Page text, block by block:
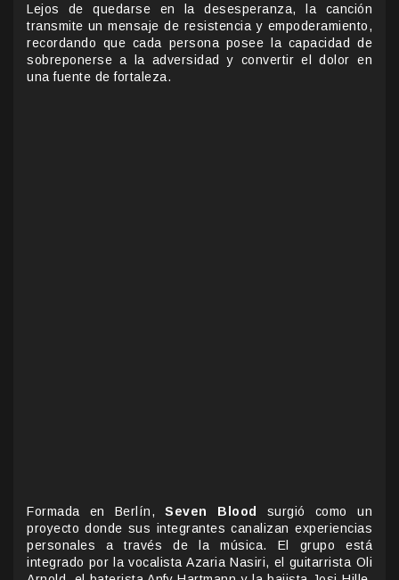
Lejos de quedarse en la desesperanza, la canción
transmite un mensaje de resistencia y empoderamiento,
recordando que cada persona posee la capacidad de
sobreponerse a la adversidad y convertir el dolor en
una fuente de fortaleza.
Formada en Berlín,Seven Blood
surgió como un
proyecto donde sus integrantes canalizan experiencias
personales a través de la música. El grupo está
integrado por la vocalista Azaria Nasiri, el guitarrista Oli